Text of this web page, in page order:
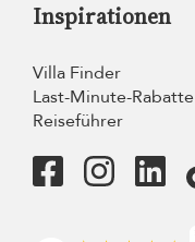
Inspirationen
Villa Finder
Last-Minute-Rabatte
Reiseführer